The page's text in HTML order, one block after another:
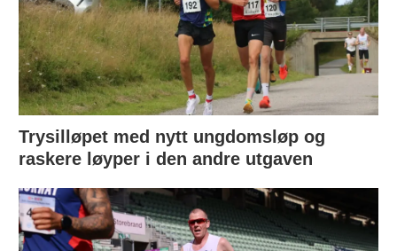
Trysilløpet med nytt ungdomsløp og
raskere løyper i den andre utgaven